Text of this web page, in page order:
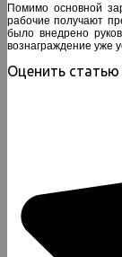
Помимо основной
рабочие получают
было внедрено
вознаграждение уже
Оценить статью